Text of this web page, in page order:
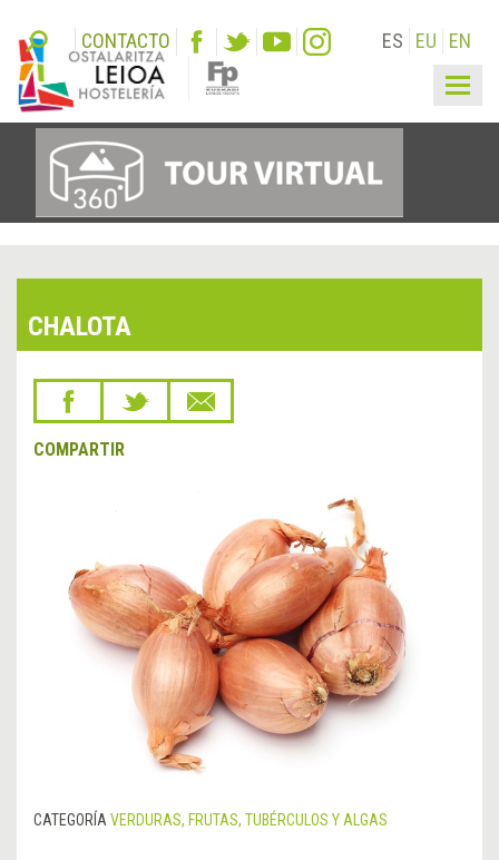
CONTACTO ES EU EN
CHALOTA
COMPARTIR
CATEGORÍAVERDURAS, FRUTAS, TUBÉRCULOS Y ALGAS